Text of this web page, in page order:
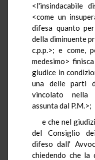
<l'insindacabile
<come un
difesa quanto
della diminuente
c.p.p.>; e come,
medesimo>
giudice in
una delle parti
vincolato nella
assunta dal P.M.>;
e che nel
del Consiglio
difeso dall'
chiedendo che la